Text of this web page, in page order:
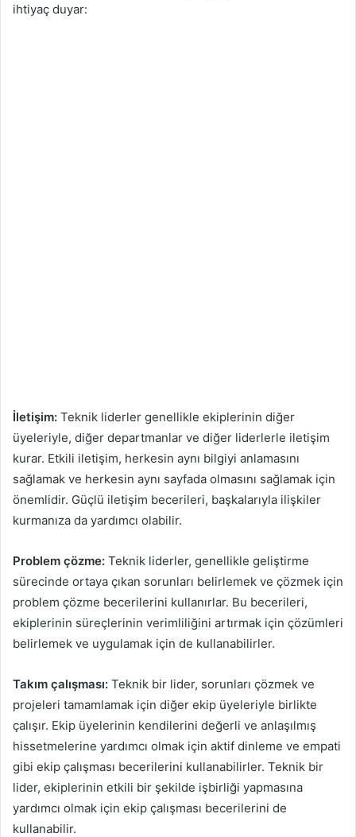
ihtiyaç duyar:
İletişim: Teknik liderler genellikle ekiplerinin diğer
üyeleriyle, diğer departmanlar ve diğer liderlerle iletişim
kurar. Etkili iletişim, herkesin aynı bilgiyi anlamasını
sağlamak ve herkesin aynı sayfada olmasını sağlamak için
önemlidir. Güçlü iletişim becerileri, başkalarıyla ilişkiler
kurmanıza da yardımcı olabilir.
Problem çözme: Teknik liderler, genellikle geliştirme
sürecinde ortaya çıkan sorunları belirlemek ve çözmek için
problem çözme becerilerini kullanırlar. Bu becerileri,
ekiplerinin süreçlerinin verimliliğini artırmak için çözümleri
belirlemek ve uygulamak için de kullanabilirler.
Takım çalışması: Teknik bir lider, sorunları çözmek ve
projeleri tamamlamak için diğer ekip üyeleriyle birlikte
çalışır. Ekip üyelerinin kendilerini değerli ve anlaşılmış
hissetmelerine yardımcı olmak için aktif dinleme ve empati
gibi ekip çalışması becerilerini kullanabilirler. Teknik bir
lider, ekiplerinin etkili bir şekilde işbirliği yapmasına
yardımcı olmak için ekip çalışması becerilerini de
kullanabilir.